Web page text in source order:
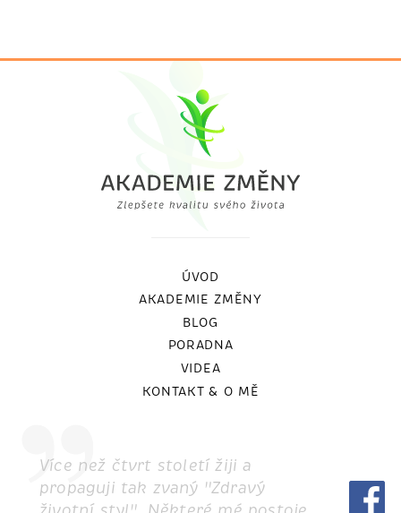
ÚVOD
AKADEMIE ZMĚNY
BLOG
PORADNA
VIDEA
KONTAKT & O MĚ
Více než čtvrt století žiji a
propaguji tak zvaný "Zdravý